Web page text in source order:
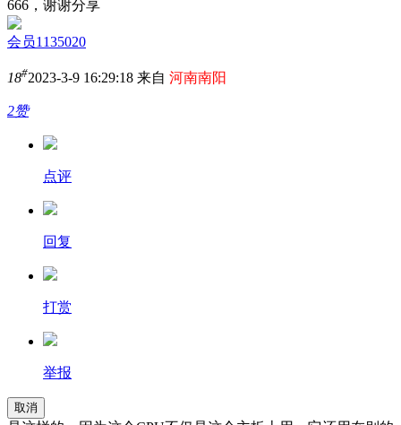
666，谢谢分享
会员1135020
18#2023-3-9 16:29:18 来自 河南南阳
2赞
点评
回复
打赏
举报
取消